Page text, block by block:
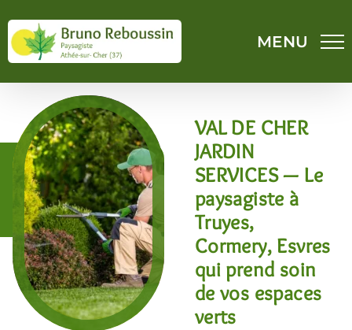
au
contenu
VAL DE CHER
JARDIN
SERVICES — Le
paysagiste à
Truyes,
Cormery, Esvres
qui prend soin
de vos espaces
verts